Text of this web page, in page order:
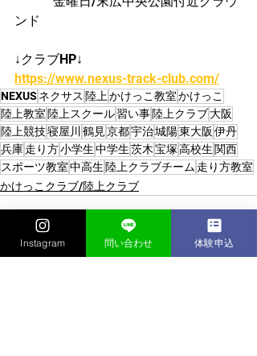
ンド
↓クラブHP↓
https://www.nexus-track-club.com/
NEXUS ネクサス 陸上かけっこ教室かけっこ
陸上教室 陸上スクール習い事陸上クラブ大阪
陸上競技寝屋川 鶴見京都宇治城陽東大阪 伊丹
兵庫走り方小学生中学生茨木宝塚高校生 関西
スポーツ教室中高生 陸上クラブチーム 走り方教室
かけっこクラブ/陸上クラブ
Instagram 問い合わせ 体験申込